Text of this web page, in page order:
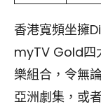
香港寬頻坐擁
myTV Gold四
樂組合，令無
亞洲劇集，或